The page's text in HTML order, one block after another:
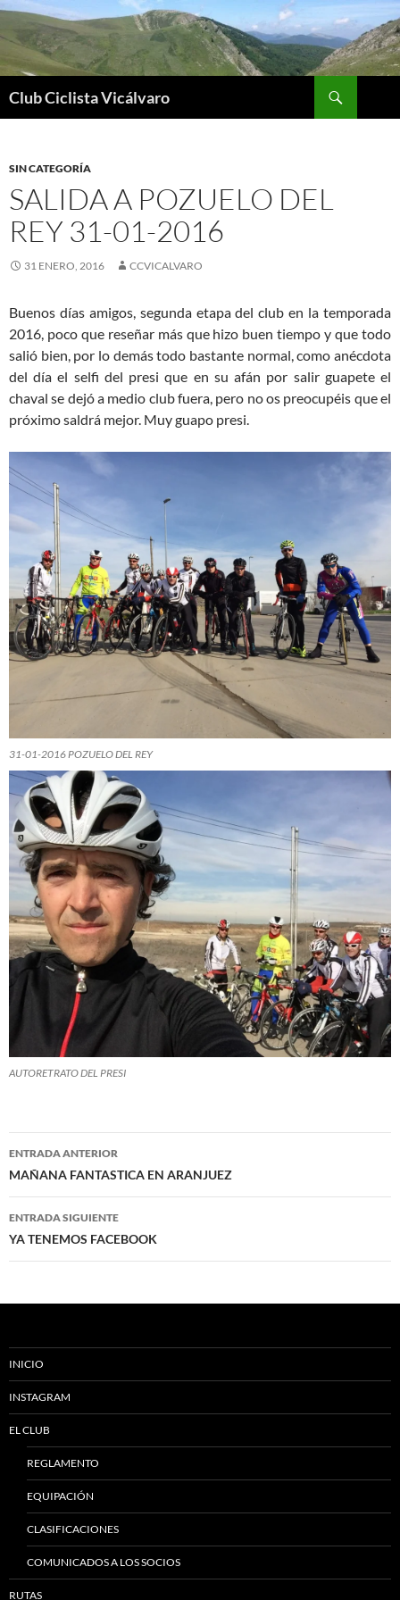
Saltar
contenido
Club Ciclista Vicálvaro
SIN CATEGORÍA
SALIDA A POZUELO DEL
REY 31-01-2016
31 ENERO, 2016 CCVICALVARO
Buenos días amigos, segunda etapa del club en la temporada
2016, poco que reseñar más que hizo buen tiempo y que todo
salió bien, por lo demás todo bastante normal, como anécdota
del día el selfi del presi que en su afán por salir guapete el
chaval se dejó a medio club fuera, pero no os preocupéis que el
próximo saldrá mejor. Muy guapo presi.
31-01-2016 POZUELO DEL REY
AUTORETRATO DEL PRESI
Navegación
de
entradas
ENTRADA ANTERIOR
MAÑANA FANTASTICA EN ARANJUEZ
ENTRADA SIGUIENTE
YA TENEMOS FACEBOOK
INICIO
INSTAGRAM
EL CLUB
REGLAMENTO
EQUIPACIÓN
CLASIFICACIONES
COMUNICADOS A LOS SOCIOS
RUTAS